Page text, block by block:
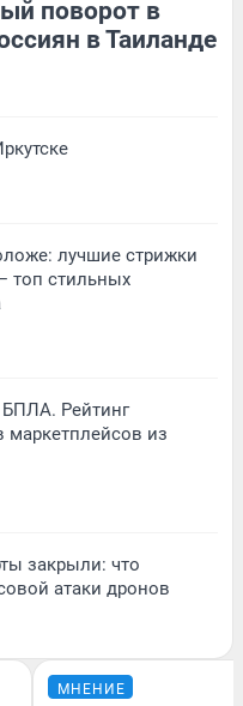
поворот в
в Таиланде
лучшие стрижки
топ стильных
БПЛА. Рейтинг
маркетплейсов из
закрыли: что
атаки дронов
МНЕНИЕ